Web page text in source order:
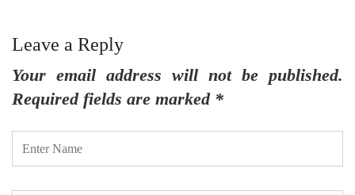
Leave a Reply
Your email address will not be published.
Required fields are marked *